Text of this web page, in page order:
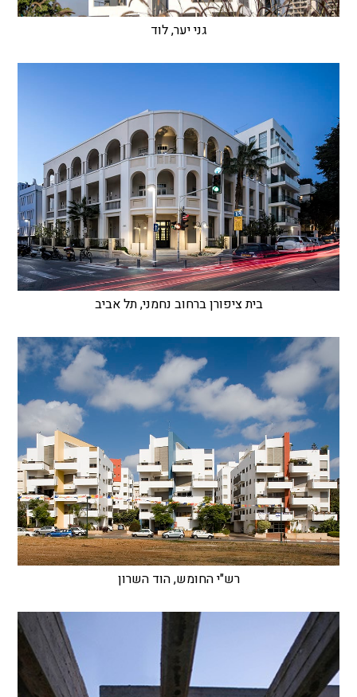
גני יער, לוד
בית ציפורן ברחוב נחמני, תל אביב
רש"י החומש, הוד השרון